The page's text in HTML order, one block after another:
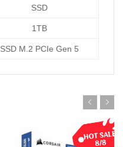
SSD
1TB
SSD M.2 PCIe Gen 5